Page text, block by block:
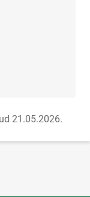
21.05.2026.